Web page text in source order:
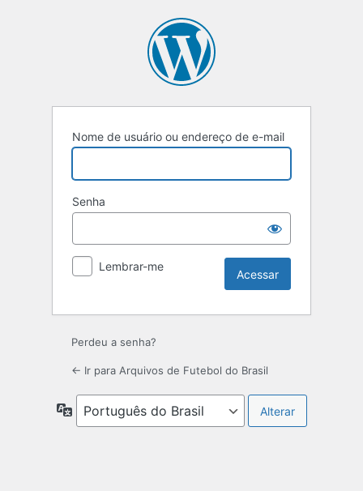
Nome de usuário ou endereço de e-mail
Senha
Lembrar-me
Perdeu a senha?
← Ir para Arquivos de Futebol do Brasil
Idioma